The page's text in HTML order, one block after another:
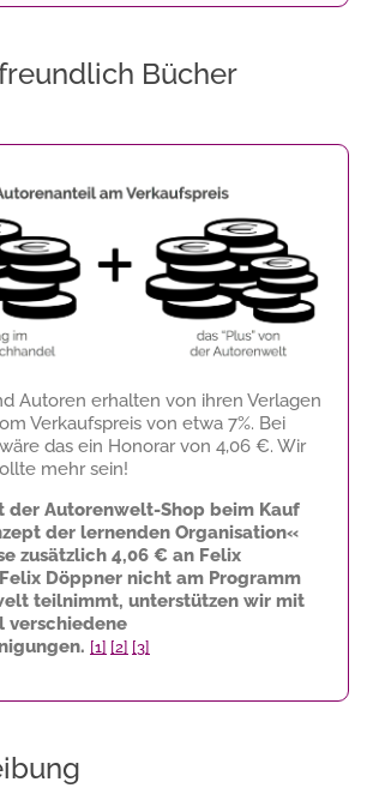
Bücher
Autoren erhalten von ihren Verlagen
Verkaufspreis von etwa 7%. Bei
das ein Honorar von 4,06 €. Wir
mehr sein!
der Autorenwelt-Shop beim Kauf
der lernenden Organisation«
zusätzlich 4,06 € an Felix
Döppner nicht am Programm
teilnimmt, unterstützen wir mit
verschiedene
[1] [2] [3]